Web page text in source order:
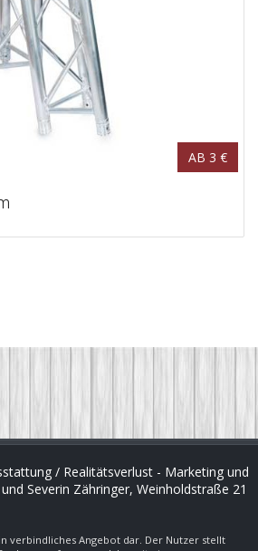
AB 3 €
/ Realitätsverlust - Marketing und
Severin Zähringer, Weinholdstraße 21
verbindliches Angebot dar. Der Nutzer stellt